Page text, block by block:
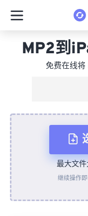
MP2到
免费在线将
最大文
继续操作